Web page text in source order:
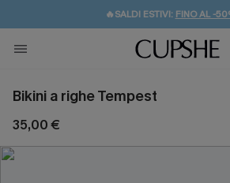
🔥SALDI ESTIVI: FINO AL -
🚚SPEDIZIONE GRATUITA
💌REGALO PER I NUOVI: 20% DI
Bikini a righe Tempest
35,00 €